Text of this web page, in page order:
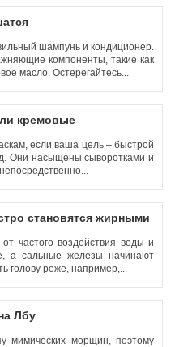
шампунь и кондиционер.
компоненты, такие как
масло. Остерегайтесь...
кремовые
если ваша цель – быстрой
Они насыщены сыворотками и
становятся жирными
частого воздействия воды и
а сальные железы начинают
голову реже, например,...
Лбу
мимических морщин, поэтому